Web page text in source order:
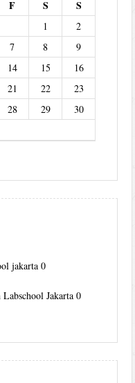
F S S
1
2
7 8
9
14 15
16
21 22
23
28 29
30
jakarta 0
Jakarta 0